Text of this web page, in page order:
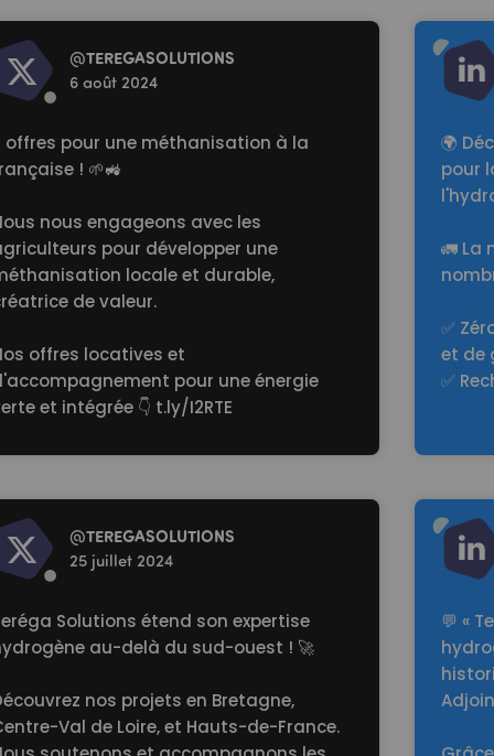
more
@TEREGASOLUTlONS
6 août 2024
offres pour une méthanisation à la
! 🌱🚜
nous engageons avec les
pour développer une
locale et durable,
de valeur.
offres locatives et
pour une énergie
et intégrée 👇 t.ly/I2RTE
Read
🌍
pour
🚛 La
✅
et de
✅
more
@TEREGASOLUTlONS
25 juillet 2024
Solutions étend son expertise
au-delà du sud-ouest ! 🚀
nos projets en Bretagne,
Val de Loire, et Hauts-de-France.
Read
💬 «